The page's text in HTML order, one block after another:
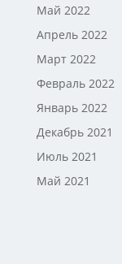
Май 2022
Апрель 2022
Март 2022
Февраль 2022
Январь 2022
Декабрь 2021
Июль 2021
Май 2021